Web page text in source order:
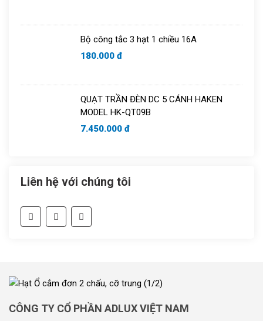
Bộ công tắc 3 hạt 1 chiều 16A
180.000 đ
QUẠT TRẦN ĐÈN DC 5 CÁNH HAKEN
MODEL HK-QT09B
7.450.000 đ
Liên hệ với chúng tôi
CÔNG TY CỔ PHẦN ADLUX VIỆT NAM